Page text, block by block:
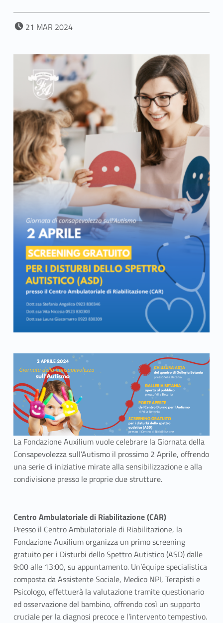
POSTED ON:
21 MAR 2024
La Fondazione Auxilium vuole celebrare la Giornata della
Consapevolezza sull’Autismo il prossimo 2 Aprile, offrendo
una serie di iniziative mirate alla sensibilizzazione e alla
condivisione presso le proprie due strutture.
Centro Ambulatoriale di Riabilitazione (CAR)
Presso il Centro Ambulatoriale di Riabilitazione, la
Fondazione Auxilium organizza un primo screening
gratuito per i Disturbi dello Spettro Autistico (ASD) dalle
9:00 alle 13:00, su appuntamento. Un’équipe specialistica
composta da Assistente Sociale, Medico NPI, Terapisti e
Psicologo, effettuerà la valutazione tramite questionario
ed osservazione del bambino, offrendo così un supporto
cruciale per la diagnosi precoce e l’intervento tempestivo.